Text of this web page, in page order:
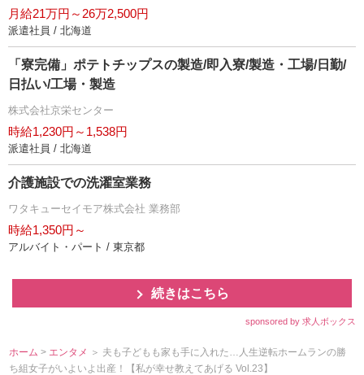
月給21万円～26万2,500円
派遣社員 / 北海道
「寮完備」ポテトチップスの製造/即入寮/製造・工場/日勤/
日払い/工場・製造
株式会社京栄センター
時給1,230円～1,538円
派遣社員 / 北海道
介護施設での洗濯室業務
ワタキューセイモア株式会社 業務部
時給1,350円～
アルバイト・パート / 東京都
続きはこちら
sponsored by 求人ボックス
ホーム > エンタメ ＞ 夫も子どもも家も手に入れた…人生逆転ホームランの勝
ち組女子がいよいよ出産！【私が幸せ教えてあげる Vol.23】